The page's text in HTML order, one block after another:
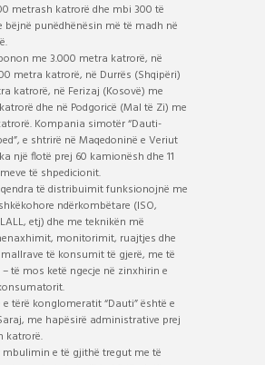
metrash katrorë dhe mbi 300 të
bëjnë punëdhënësin më të madh në
me 3.000 metra katrorë, në
metra katrorë, në Durrës (Shqipëri)
katrorë, në Ferizaj (Kosovë) me
dhe në Podgoricë (Mal të Zi) me
Kompania simotër “Dauti-
e shtrirë në Maqedoninë e Veriut
një flotë prej 60 kamionësh dhe 11
të shpedicionit.
të distribuimit funksionojnë me
ndërkombëtare (ISO,
etj) dhe me teknikën më
monitorimit, ruajtjes dhe
të konsumit të gjerë, me të
të mos ketë ngecje në zinxhirin e
e tërë konglomeratit “Dauti” është e
me hapësirë administrative prej
katrorë.
e të gjithë tregut me të